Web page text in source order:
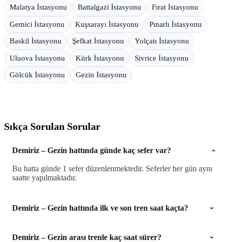
Malatya İstasyonu Battalgazi İstasyonu Fırat İstasyonu
Gemici İstasyonu Kuşsarayı İstasyonu Pınarlı İstasyonu
Baskil İstasyonu Şefkat İstasyonu Yolçatı İstasyonu
Uluova İstasyonu Kürk İstasyonu Sivrice İstasyonu
Gölcük İstasyonu Gezin İstasyonu
Sıkça Sorulan Sorular
Demiriz – Gezin hattında günde kaç sefer var?
Bu hatta günde 1 sefer düzenlenmektedir. Seferler her gün aynı
saatte yapılmaktadır.
Demiriz – Gezin hattında ilk ve son tren saat kaçta?
Demiriz – Gezin arası trenle kaç saat sürer?